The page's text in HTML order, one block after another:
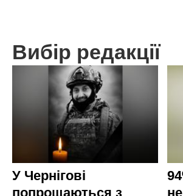
Вибір редакції
У Чернігові
попрощаються з